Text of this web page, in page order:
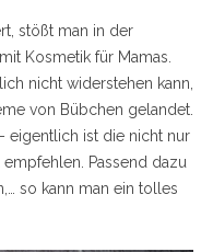
stößt man in der
Kosmetik für Mamas.
nicht widerstehen kann,
von Bübchen gelandet.
eigentlich ist die nicht nur
Passend dazu
so kann man ein tolles